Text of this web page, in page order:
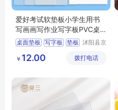
爱好考试软垫板小学生用书
写画画写作业写字板PVC桌
面8K厚垫本A4
桌面垫板 写字板 垫板 沭阳县京
心
￥ 12.00 拨打电话